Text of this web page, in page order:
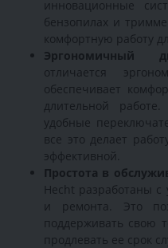
инновационные
бензопилах и
комфортную работу
Эргономичный
отличается
обеспечивает
длительной
удобные
все это делает
эффективной.
Простота в
Hecht разработаны с
и ремонта. Это
поддерживать свою
продлевать ее срок